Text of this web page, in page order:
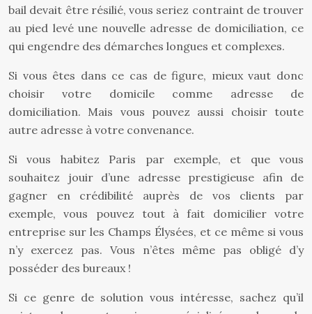
bail devait être résilié, vous seriez contraint de trouver
au pied levé une nouvelle adresse de domiciliation, ce
qui engendre des démarches longues et complexes.
Si vous êtes dans ce cas de figure, mieux vaut donc
choisir votre domicile comme adresse de
domiciliation. Mais vous pouvez aussi choisir toute
autre adresse à votre convenance.
Si vous habitez Paris par exemple, et que vous
souhaitez jouir d’une adresse prestigieuse afin de
gagner en crédibilité auprès de vos clients par
exemple, vous pouvez tout à fait domicilier votre
entreprise sur les Champs Élysées, et ce même si vous
n’y exercez pas. Vous n’êtes même pas obligé d’y
posséder des bureaux !
Si ce genre de solution vous intéresse, sachez qu’il